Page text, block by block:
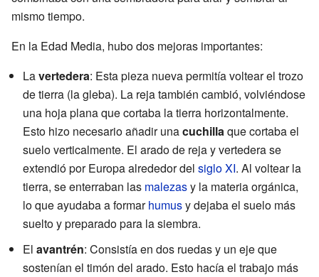
mismo tiempo.
En la Edad Media, hubo dos mejoras importantes:
Lavertedera: Esta pieza nueva permitía voltear el trozo
de tierra (la gleba). La reja también cambió, volviéndose
una hoja plana que cortaba la tierra horizontalmente.
Esto hizo necesario añadir unacuchillaque cortaba el
suelo verticalmente. El arado de reja y vertedera se
extendió por Europa alrededor del siglo XI. Al voltear la
tierra, se enterraban las malezasy la materia orgánica,
lo que ayudaba a formarhumusy dejaba el suelo más
suelto y preparado para la siembra.
El avantrén: Consistía en dos ruedas y un eje que
sostenían el timón del arado. Esto hacía el trabajo más